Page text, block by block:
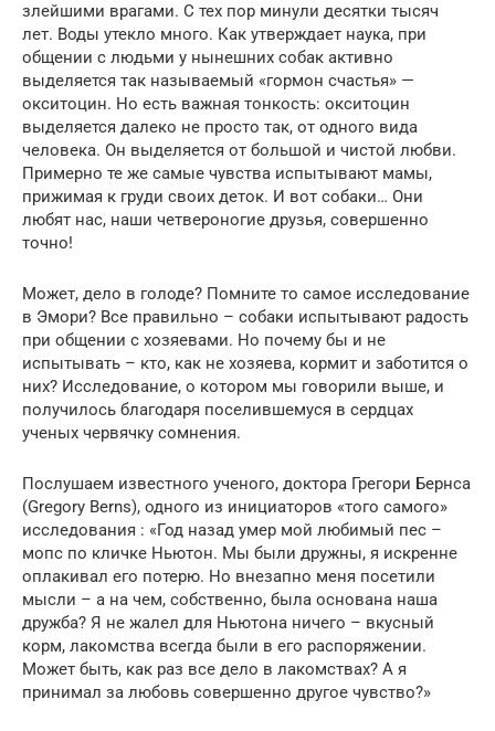
злейшими врагами. С тех пор минули десятки тысяч
лет. Воды утекло много. Как утверждает наука, при
общении с людьми у нынешних собак активно
выделяется так называемый «гормон счастья» —
окситоцин. Но есть важная тонкость: окситоцин
выделяется далеко не просто так, от одного вида
человека. Он выделяется от большой и чистой любви.
Примерно те же самые чувства испытывают мамы,
прижимая к груди своих деток. И вот собаки… Они
любят нас, наши четвероногие друзья, совершенно
точно!
Может, дело в голоде? Помните то самое исследование
в Эмори? Все правильно – собаки испытывают радость
при общении с хозяевами. Но почему бы и не
испытывать – кто, как не хозяева, кормит и заботится о
них? Исследование, о котором мы говорили выше, и
получилось благодаря поселившемуся в сердцах
ученых червячку сомнения.
Послушаем известного ученого, доктора Грегори Бернса
(Gregory Berns), одного из инициаторов «того самого»
исследования : «Год назад умер мой любимый пес –
мопс по кличке Ньютон. Мы были дружны, я искренне
оплакивал его потерю. Но внезапно меня посетили
мысли – а на чем, собственно, была основана наша
дружба? Я не жалел для Ньютона ничего – вкусный
корм, лакомства всегда были в его распоряжении.
Может быть, как раз все дело в лакомствах? А я
принимал за любовь совершенно другое чувство?»